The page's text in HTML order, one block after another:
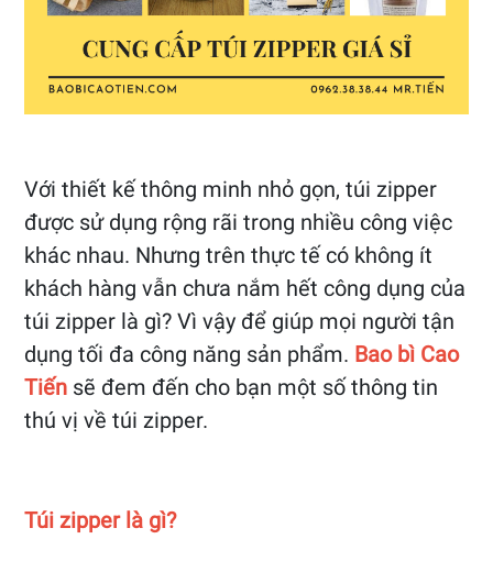
Với thiết kế thông minh nhỏ gọn, túi zipper
được sử dụng rộng rãi trong nhiều công việc
khác nhau. Nhưng trên thực tế có không ít
khách hàng vẫn chưa nắm hết công dụng của
túi zipper là gì? Vì vậy để giúp mọi người tận
dụng tối đa công năng sản phẩm. Bao bì Cao
Tiến sẽ đem đến cho bạn một số thông tin
thú vị về túi zipper.
Túi zipper là gì?